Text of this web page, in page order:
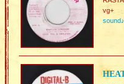
vg+
sound♪